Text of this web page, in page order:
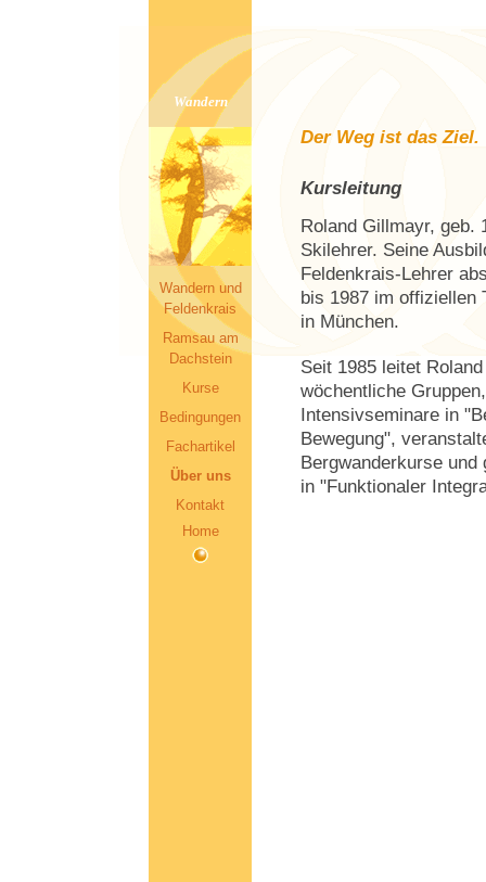
Wandern
Wandern und
Feldenkrais
Ramsau am
Dachstein
Kurse
Bedingungen
Fachartikel
Über uns
Kontakt
Home
Der Weg ist das Ziel.
Kursleitung
Roland Gillmayr, geb.
Skilehrer. Seine
Feldenkrais-Lehrer
bis 1987 im offiziellen
in München.
Seit 1985 leitet
wöchentliche
Intensivseminare in
Bewegung",
Bergwanderkurse
in "Funktionaler